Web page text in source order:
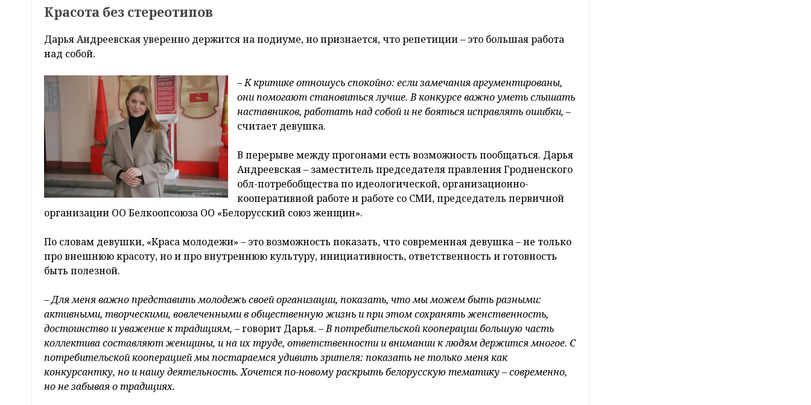
Красота без стереотипов
Дарья Андреевская уверенно держится на подиуме, но признается, что репетиции – это большая работа
над собой.
– К критике отношусь спокойно: если замечания аргументированы,
они помогают становиться лучше. В конкурсе важно уметь слышать
наставников, работать над собой и не бояться исправлять ошибки, –
считает девушка.
В перерыве между прогонами есть возможность пообщаться. Дарья
Андреевская – заместитель председателя правления Гродненского
обл-потребобщества по идеологической, организационно-
кооперативной работе и работе со СМИ, председатель первичной
организации ОО Белкоопсоюза ОО «Белорусский союз женщин».
По словам девушки, «Краса молодежи» – это возможность показать, что современная девушка – не только
про внешнюю красоту, но и про внутреннюю культуру, инициативность, ответственность и готовность
быть полезной.
– Для меня важно представить молодежь своей организации, показать, что мы можем быть разными:
активными, творческими, вовлеченными в общественную жизнь и при этом сохранять женственность,
достоинство и уважение к традициям, – говорит Дарья. –В потребительской кооперации большую часть
коллектива составляют женщины, и на их труде, ответственности и внимании к людям держится многое. С
потребительской кооперацией мы постараемся удивить зрителя: показать не только меня как
конкурсантку, но и нашу деятельность. Хочется по-новому раскрыть белорусскую тематику – современно,
но не забывая о традициях.